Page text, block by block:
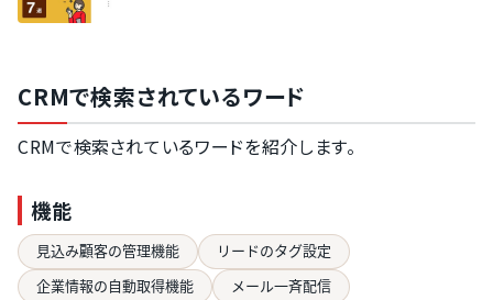
CRMで検索されているワード
CRMで検索されているワードを紹介します。
機能
見込み顧客の管理機能
リードのタグ設定
企業情報の自動取得機能
メール一斉配信